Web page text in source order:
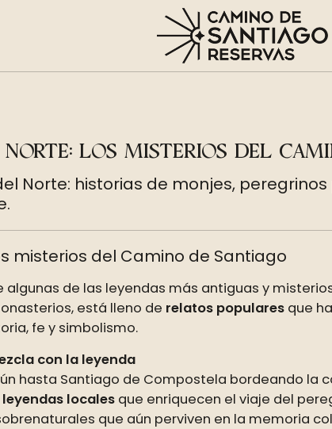
LOS MISTERIOS DEL
Norte: historias de monjes,
misterios del Camino de Santiago
algunas de las leyendas más antiguas y
está lleno de relatos populares que
fe y simbolismo.
con la leyenda
hasta Santiago de Compostela bordeando la
leyendas locales que enriquecen el viaje del
que aún perviven en la memoria